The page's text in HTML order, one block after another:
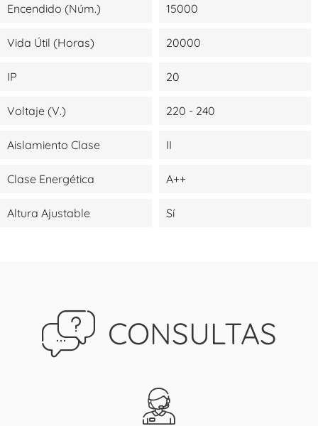
Encendido (Núm.) 15000
Vida Útil (Horas) 20000
IP 20
Voltaje (V.) 220 - 240
Aislamiento Clase II
Clase Energética A++
Altura Ajustable Sí
CONSULTAS